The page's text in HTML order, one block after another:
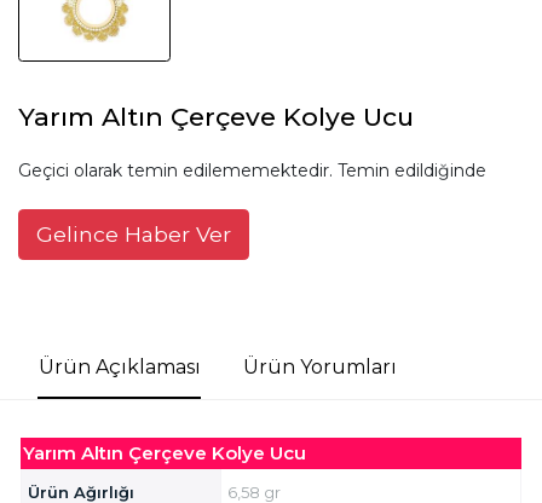
Yarım Altın Çerçeve Kolye Ucu
Geçici olarak temin edilememektedir. Temin edildiğinde
Gelince Haber Ver
Ürün Açıklaması Ürün Yorumları
Yarım Altın Çerçeve Kolye Ucu
Ürün Ağırlığı 6,58 gr